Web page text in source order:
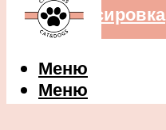
Дрессировка
Меню
Меню